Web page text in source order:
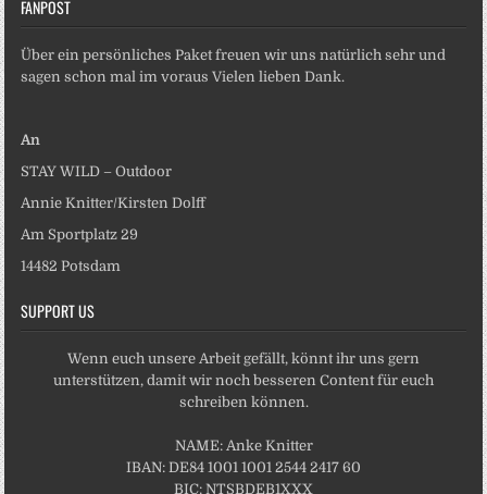
FANPOST
Über ein persönliches Paket freuen wir uns natürlich sehr und
sagen schon mal im voraus Vielen lieben Dank.
An
STAY WILD – Outdoor
Annie Knitter/Kirsten Dolff
Am Sportplatz 29
14482 Potsdam
SUPPORT US
Wenn euch unsere Arbeit gefällt, könnt ihr uns gern
unterstützen, damit wir noch besseren Content für euch
schreiben können.
NAME: Anke Knitter
IBAN: DE84 1001 1001 2544 2417 60
BIC: NTSBDEB1XXX